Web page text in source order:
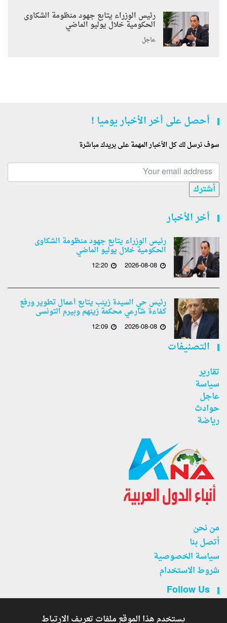
رئيس الوزراء يتابع جهود منظومة الشكاوى
الحكومية خلال يوليو الماضي
عاجل
أحصل على أخر الأخبار يوميا !
سوف نرسل لك كل الأخبار المهمة على بريدك مباشرة
أشترك
أخر الأخبار
رئيس الوزراء يتابع جهود منظومة الشكاوى
الحكومية خلال يوليو الماضي
2026-08-08
12:20
رئيس حي السيدة زينب يتابع أعمال تطوير ورفع
كفاءة شارعي محكمة زينهم وبيرم التونسى
2026-08-08
12:09
التصنيفات
تقارير
سياسة
عاجل
حوادث
رياضة
من نحن
أتصل بنا
سياسة الخصوصية
شروط الاستخدام
Follow Us
يستخدم هذا الموقع ملفات تعريف الارتباط